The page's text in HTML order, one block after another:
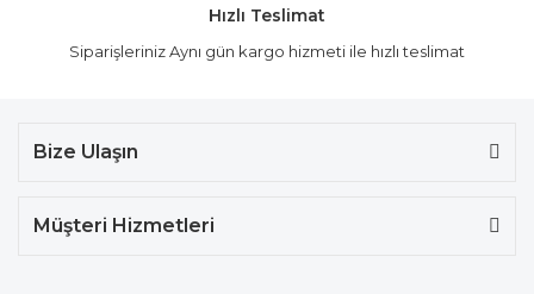
Hızlı Teslimat
Siparişleriniz Aynı gün kargo hizmeti ile hızlı teslimat
Bize Ulaşın
Müşteri Hizmetleri